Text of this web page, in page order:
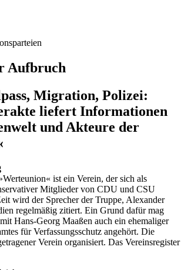
Aufbruch
Migration, Polizei:
liefert Informationen
und Akteure der
ist ein Verein, der sich als
Mitglieder von CDU und CSU
wird der Sprecher der Truppe, Alexander
regelmäßig zitiert. Ein Grund dafür mag
Hans-Georg Maaßen auch ein ehemaliger
für Verfassungsschutz angehört. Die
Verein organisiert. Das Vereinsregister